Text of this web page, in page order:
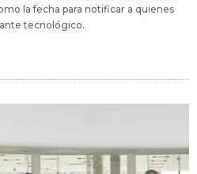
la fecha para notificar a quienes
tecnológico.